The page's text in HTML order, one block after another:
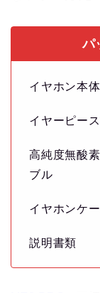
パ
イヤホン本体
イヤーピー
高純度無酸
ブル
イヤホンケ
説明書類